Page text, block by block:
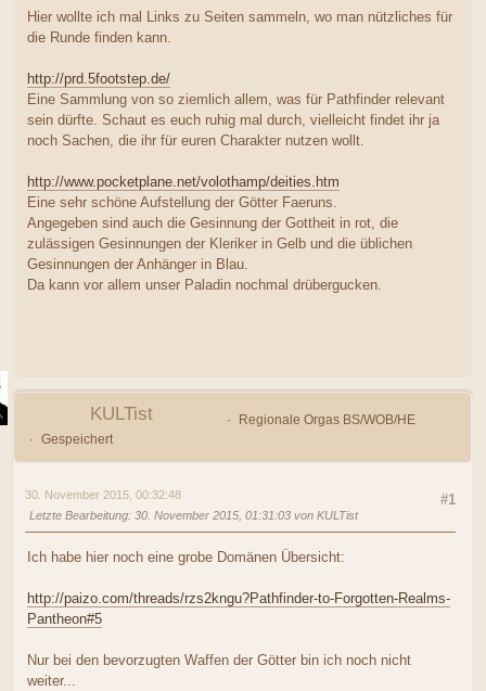
Hier wollte ich mal Links zu Seiten sammeln, wo man nützliches für
die Runde finden kann.
http://prd.5footstep.de/
Eine Sammlung von so ziemlich allem, was für Pathfinder relevant
sein dürfte. Schaut es euch ruhig mal durch, vielleicht findet ihr ja
noch Sachen, die ihr für euren Charakter nutzen wollt.
http://www.pocketplane.net/volothamp/deities.htm
Eine sehr schöne Aufstellung der Götter Faeruns.
Angegeben sind auch die Gesinnung der Gottheit in rot, die
zulässigen Gesinnungen der Kleriker in Gelb und die üblichen
Gesinnungen der Anhänger in Blau.
Da kann vor allem unser Paladin nochmal drübergucken.
KULTist
Regionale Orgas BS/WOB/HE
Gespeichert
#1
30. November 2015, 00:32:48
Letzte Bearbeitung: 30. November 2015, 01:31:03 von KULTist
Ich habe hier noch eine grobe Domänen Übersicht:
http://paizo.com/threads/rzs2kngu?Pathfinder-to-Forgotten-Realms-
Pantheon#5
Nur bei den bevorzugten Waffen der Götter bin ich noch nicht
weiter...